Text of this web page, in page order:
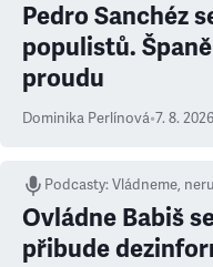
Pedro Sanchéz
populistů.
proudu
Dominika Perlínová•7. 8. 2026
Podcasty:Vládneme,
Ovládne Babiš
přibude